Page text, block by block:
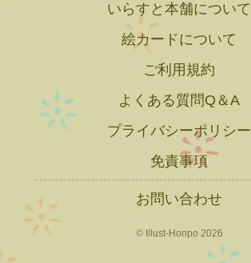
いらすと本舗について
絵カードについて
ご利用規約
よくある質問Q＆A
プライバシーポリシー
免責事項
お問い合わせ
© Illust-Honpo 2026